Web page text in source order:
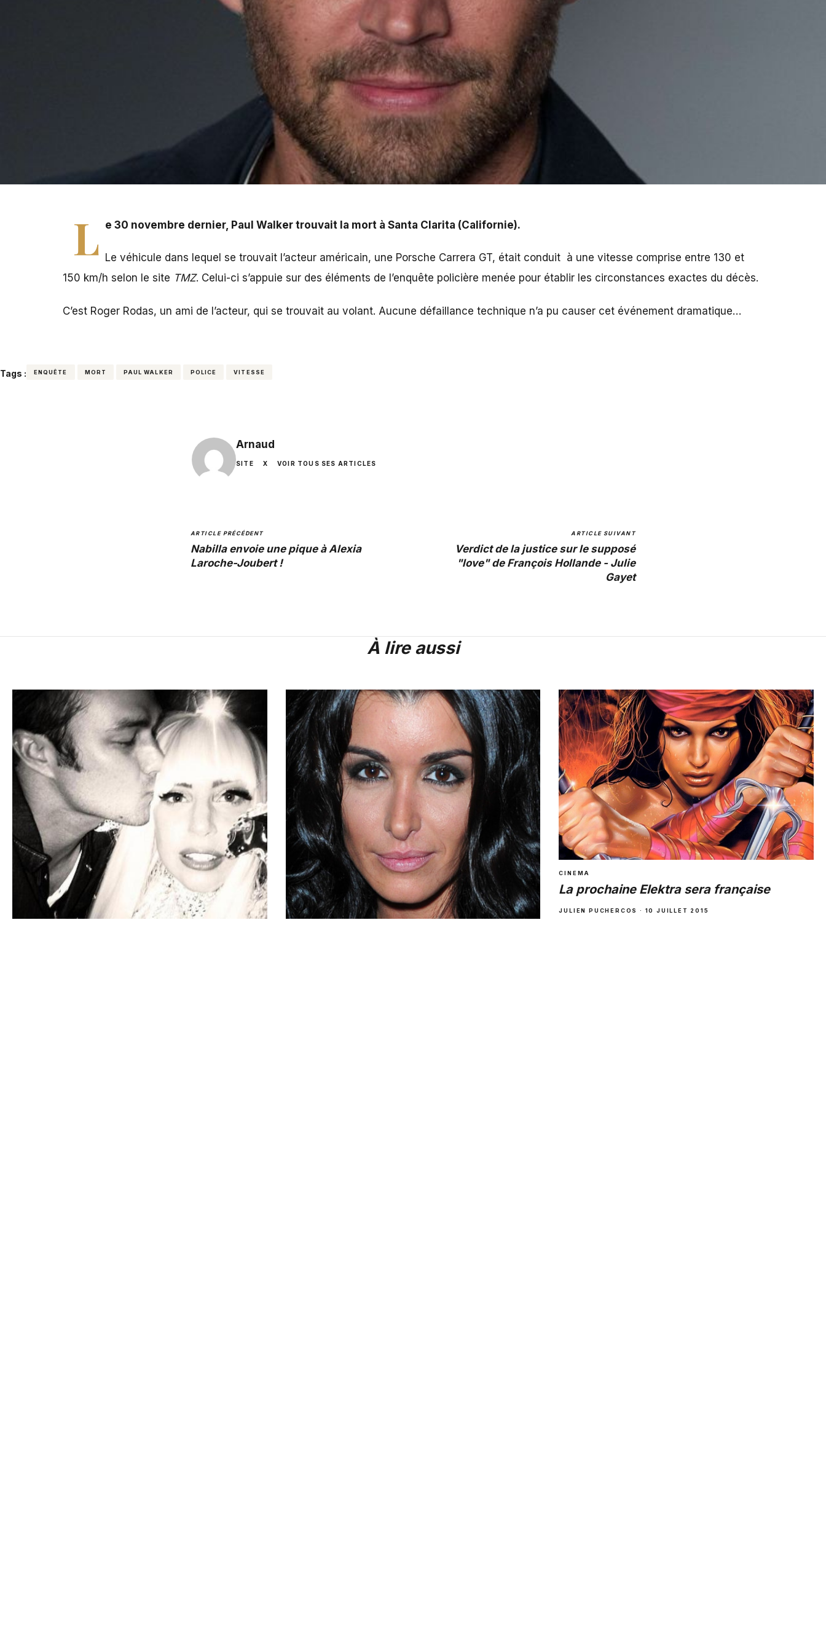
L e 30 novembre dernier, Paul Walker trouvait la mort à Santa Clarita (Californie).
Le véhicule dans lequel se trouvait l’acteur américain, une Porsche Carrera GT, était conduit à une vitesse comprise entre 130 et
150 km/h selon le site TMZ. Celui-ci s’appuie sur des éléments de l’enquête policière menée pour établir les circonstances exactes du décès.
C’est Roger Rodas, un ami de l’acteur, qui se trouvait au volant. Aucune défaillance technique n’a pu causer cet événement dramatique…
Tags : ENQUÊTE MORT PAUL WALKER POLICE VITESSE
Arnaud
SITE X VOIR TOUS SES ARTICLES
ARTICLE PRÉCÉDENT
Nabilla envoie une pique à Alexia
Laroche-Joubert !
ARTICLE SUIVANT
Verdict de la justice sur le supposé
"love" de François Hollande - Julie
Gayet
À lire aussi
CINEMA
La prochaine Elektra sera française
JULIEN PUCHERCOS · 10 JUILLET 2015